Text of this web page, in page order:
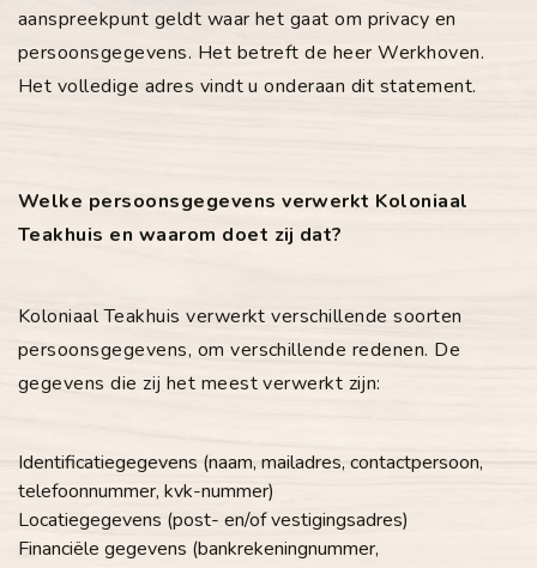
aanspreekpunt geldt waar het gaat om privacy en
persoonsgegevens. Het betreft de heer Werkhoven.
Het volledige adres vindt u onderaan dit statement.
Welke persoonsgegevens verwerkt Koloniaal
Teakhuis en waarom doet zij dat?
Koloniaal Teakhuis verwerkt verschillende soorten
persoonsgegevens, om verschillende redenen. De
gegevens die zij het meest verwerkt zijn:
Identificatiegegevens (naam, mailadres, contactpersoon,
telefoonnummer, kvk-nummer)
Locatiegegevens (post- en/of vestigingsadres)
Financiële gegevens (bankrekeningnummer,